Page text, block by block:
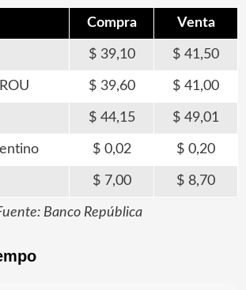
Compra Venta
39,10 41,50
39,60 41,00
44,15 49,01
0,02 0,20
7,00 8,70
Banco República